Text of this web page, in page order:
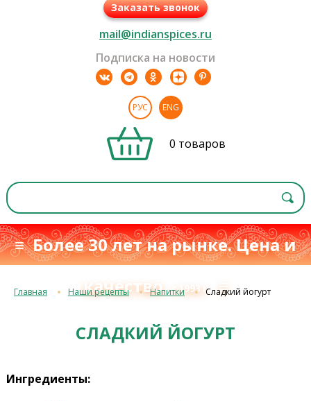
Заказать звонок
mail@indianspices.ru
Подписка на новости
РУС ENG
0 товаров
≡ Более 30 лет на рынке. Цена и
качествос 1993 г.≡
Главная Наши рецепты Напитки Сладкий йогурт
СЛАДКИЙ ЙОГУРТ
Ингредиенты: